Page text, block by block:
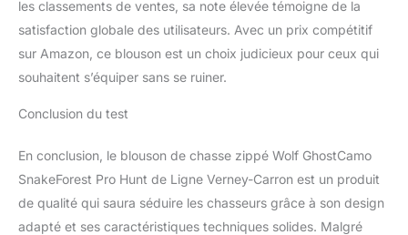
les classements de ventes, sa note élevée témoigne de la
satisfaction globale des utilisateurs. Avec un prix compétitif
sur Amazon, ce blouson est un choix judicieux pour ceux qui
souhaitent s’équiper sans se ruiner.
Conclusion du test
En conclusion, le blouson de chasse zippé Wolf GhostCamo
SnakeForest Pro Hunt de Ligne Verney-Carron est un produit
de qualité qui saura séduire les chasseurs grâce à son design
adapté et ses caractéristiques techniques solides. Malgré